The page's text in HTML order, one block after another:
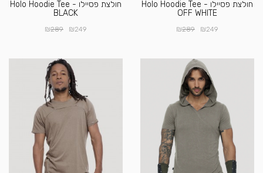
חולצת פסיילו Holo Hoodie Tee -
OFF WHITE
₪249
₪289
חולצת פסיילו Holo Hoodie Tee -
BLACK
₪249
₪289